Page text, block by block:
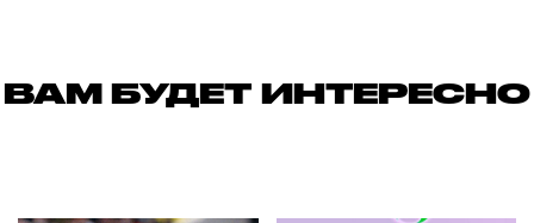
ВАМ БУДЕТ ИНТЕРЕСНО